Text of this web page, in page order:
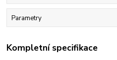
Parametry
Kompletní specifikace